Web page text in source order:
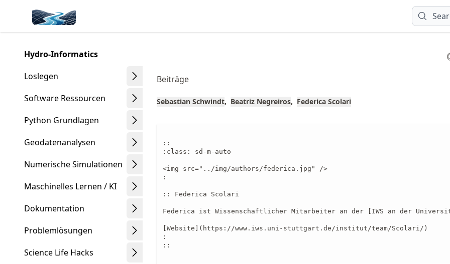
article
content
Made with MyST
Hydro-Informatics
Loslegen
Software Ressourcen
Python Grundlagen
Geodatenanalysen
Numerische Simulationen
Maschinelles Lernen / KI
Dokumentation
Problemlösungen
Science Life Hacks
Beiträge
Sebastian Schwindt Beatriz Negreiros Federica Scolari
::
:class: sd-m-auto
<img src="../img/authors/federica.jpg" />
:
:: Federica Scolari
Federica ist Wissenschaftlicher Mitarbeiter an der [IWS an der
[Website](https://www.iws.uni-stuttgart.de/institut/team/Scolari/)
:
::